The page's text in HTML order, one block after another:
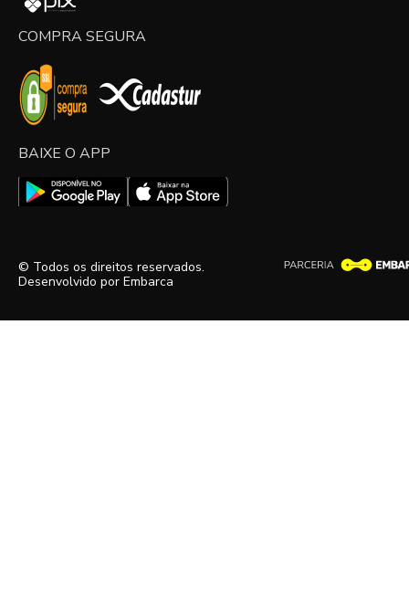
COMPRA SEGURA
BAIXE O APP
© Todos os direitos reservados.
Desenvolvido por Embarca